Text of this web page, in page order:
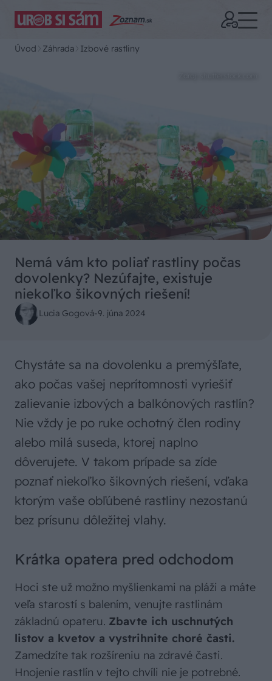
Úvod Záhrada Izbové rastliny
Nemá vám kto poliať rastliny počas
dovolenky? Nezúfajte, existuje
niekoľko šikovných riešení!
Lucia Gogová-9. júna 2024
Chystáte sa na dovolenku a premýšľate,
ako počas vašej neprítomnosti vyriešiť
zalievanie izbových a balkónových rastlín?
Nie vždy je po ruke ochotný člen rodiny
alebo milá suseda, ktorej naplno
dôverujete. V takom prípade sa zíde
poznať niekoľko šikovných riešení, vďaka
ktorým vaše obľúbené rastliny nezostanú
bez prísunu dôležitej vlahy.
Krátka opatera pred odchodom
Hoci ste už možno myšlienkami na pláži a máte
veľa starostí s balením, venujte rastlinám
základnú opateru. Zbavte ich uschnutých
listov a kvetov a vystrihnite choré časti.
Zamedzíte tak rozšíreniu na zdravé časti.
Hnojenie rastlín v tejto chvíli nie je potrebné.